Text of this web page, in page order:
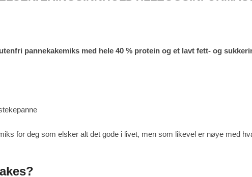
pannekakemiks med hele 40 % protein og et lavt fett- og
for deg som elsker alt det gode i livet, men som likevel er nøye med